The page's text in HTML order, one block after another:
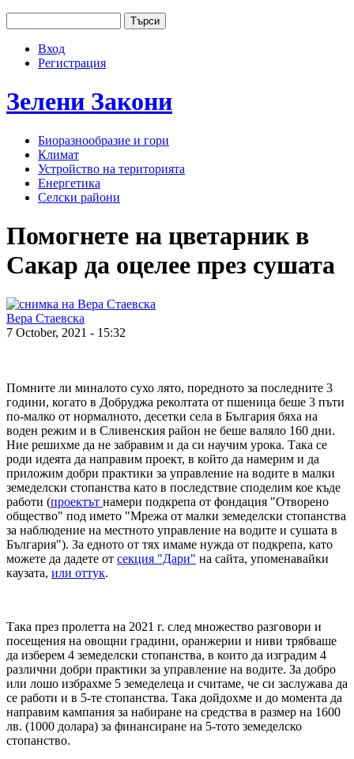
User menu
Вход
Регистрация
Зелени Закони
Биоразнообразие и гори
Климат
Устройство на територията
Енергетика
Селски райони
Помогнете на цветарник в
Сакар да оцелее през сушата
Вера Стаевска
7 October, 2021 - 15:32
Помните ли миналото сухо лято, поредното за последните 3
години, когато в Добруджа реколтата от пшеница беше 3 пъти
по-малко от нормалното, десетки села в България бяха на
воден режим и в Сливенския район не беше валяло 160 дни.
Ние решихме да не забравим и да си научим урока. Така се
роди идеята да направим проект, в който да намерим и да
приложим добри практики за управление на водите в малки
земеделски стопанства като в последствие споделим кое къде
работи (проектът намери подкрепа от фондация "Отворено
общество" под името "Мрежа от малки земеделски стопанства
за наблюдение на местното управление на водите и сушата в
България"). За едното от тях имаме нужда от подкрепа, като
можете да дадете от секция "Дари" на сайта, упоменавайки
каузата, или оттук.
Така през пролетта на 2021 г. след множество разговори и
посещения на овощни градини, оранжерии и ниви трябваше
да изберем 4 земеделски стопанства, в които да изградим 4
различни добри практики за управление на водите. За добро
или лошо избрахме 5 земеделеца и считаме, че си заслужава да
се работи и в 5-те стопанства. Така дойдохме и до момента да
направим кампания за набиране на средства в размер на 1600
лв. (1000 долара) за финансиране на 5-тото земеделско
стопанство.